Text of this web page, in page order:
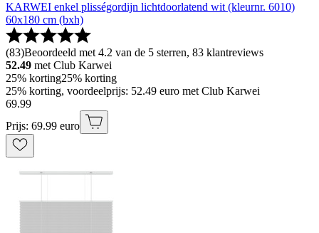
KARWEI enkel plisségordijn lichtdoorlatend wit (kleurnr. 6010)
60x180 cm (bxh)
(83)Beoordeeld met 4.2 van de 5 sterren, 83 klantreviews
52.49 met Club Karwei
25% korting25% korting
25% korting, voordeelprijs: 52.49 euro met Club Karwei
69.99
Prijs: 69.99 euro